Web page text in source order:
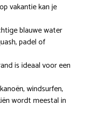
vakantie kan je
blauwe water
padel of
is ideaal voor een
windsurfen,
wordt meestal in